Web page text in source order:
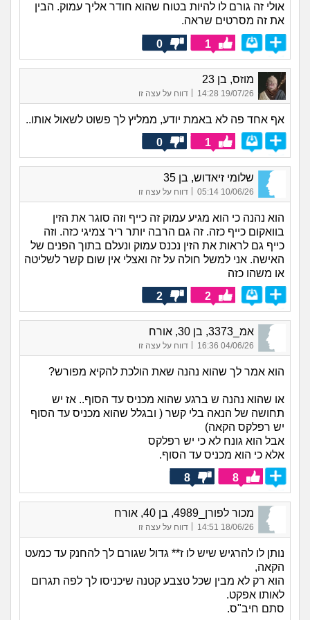
אולי זה גורם לו להיות בטוח שהוא חודר אליך עמוק. הבין
את זה מסרטים שראה.
1
0
מוזס, בן 23
19/07/26 14:28
| דווח על עצה זו
אף אחד פה לא באמת יודע, ממליץ לך פשוט לשאול אותו..
1
0
שלומי זיאדוש, בן 35
10/06/26 05:14
| דווח על עצה זו
הוא נהנה כי הוא מגיע עמוק זה כייף וזה סוגר את הזין
בוואקום כייף כזה. זה גם הרבה יותר ריר צמיגי כזה. וזה
כייף גם לראות את הזין נכנס עמוק ונעלם בתוך הפנים של
האישה. אני למשל חולה על זה ואצלי אין שום קשר לשליטה
או משהו כזה
2
2
אמ_3373, בן 30, אורח
04/06/26 16:36 דווח על עצה זו
הוא אמר לך שהוא נהנה שאת הולכת להקיא מפורש?
או שהוא נהנה ש ברגע שהוא מכניס עד הסוף.. אז יש
תחושה של הנאה בלי קשר ( ובגלל שהוא מכניס עד הסוף
יש רפלקס הקאה)
אבל הוא גונח לא כי יש רפלקס
אלא כי הוא מכניס עד הסוף.
8
8
מכור לפורן_4989, בן 40, אורח
18/06/26 14:51 דווח על עצה זו
נותן לו להרגיש שיש לו ז** גדול שגורם לך להחנק עד כמעט
הקאה,
הוא רק לא מבין שכל טצבע קטנה שיכניסו לך לפה תגרום
לאותו אפקט.
סתם חיב"ס.